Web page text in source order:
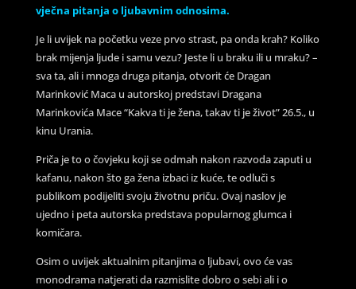
vječna pitanja o ljubavnim odnosima.
Je li uvijek na početku veze prvo strast, pa onda krah? Koliko
brak mijenja ljude i samu vezu? Jeste li u braku ili u mraku? –
sva ta, ali i mnoga druga pitanja, otvorit će Dragan
Marinković Maca u autorskoj predstavi Dragana
Marinkovića Mace “Kakva ti je žena, takav ti je život” 26.5., u
kinu Urania.
Priča je to o čovjeku koji se odmah nakon razvoda zaputi u
kafanu, nakon što ga žena izbaci iz kuće, te odluči s
publikom podijeliti svoju životnu priču. Ovaj naslov je
ujedno i peta autorska predstava popularnog glumca i
komičara.
Osim o uvijek aktualnim pitanjima o ljubavi, ovo će vas
monodrama natjerati da razmislite dobro o sebi ali i o